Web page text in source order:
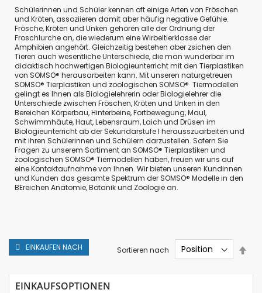
Schülerinnen und Schüler kennen oft einige Arten von Fröschen
und Kröten, assoziieren damit aber häufig negative Gefühle.
Frösche, Kröten und Unken gehören alle der Ordnung der
Froschlurche an, die wiederum eine Wirbeltierklasse der
Amphibien angehört. Gleichzeitig bestehen aber zsichen den
Tieren auch wesentliche Unterschiede, die man wunderbar im
didaktisch hochwertigen Biologieunterricht mit den Tierplastiken
von SOMSO® herausarbeiten kann. Mit unseren naturgetreuen
SOMSO® Tierplastiken und zoologischen SOMSO® Tiermodellen
gelingt es Ihnen als Biologielehrerin oder Biologielehrer die
Unterschiede zwischen Fröschen, Kröten und Unken in den
Bereichen Körperbau, Hinterbeine, Fortbewegung, Maul,
Schwimmhäute, Haut, Lebensraum, Laich und Drüsen im
Biologieunterricht ab der Sekundarstufe I herausszuarbeiten und
mit ihren Schülerinnen und Schülern darzustellen. Sofern Sie
Fragen zu unserem Sortiment an SOMSO® Tierplastiken und
zoologischen SOMSO® Tiermodellen haben, freuen wir uns auf
eine Kontaktaufnahme von Ihnen. Wir bieten unseren Kundinnen
und Kunden das gesamte Spektrum der SOMSO® Modelle in den
BEreichen Anatomie, Botanik und Zoologie an.
Sortieren nach
EINKAUFEN NACH
EINKAUFSOPTIONEN